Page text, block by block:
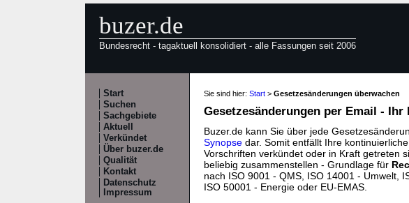
buzer.de
Bundesrecht - tagaktuell konsolidiert - alle Fassungen seit 2006
Start
Suchen
Sachgebiete
Aktuell
Verkündet
Über buzer.de
Qualität
Kontakt
Datenschutz
Impressum
Sie sind hier: Start > Gesetzesänderungen überwachen
Gesetzesänderungen per Email - Ihr
Buzer.de kann Sie über jede
Synopse dar. Somit entfällt Ihre
Vorschriften verkündet oder in Kraft getreten
beliebig zusammenstellen - Grundlage für
nach ISO 9001 - QMS, ISO 14001 - Umwelt,
ISO 50001 - Energie oder EU-EMAS.